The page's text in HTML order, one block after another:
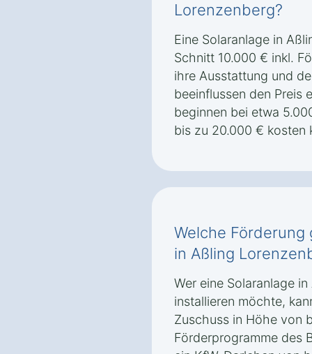
Lorenzenberg?
Eine Solaranlage in
Schnitt 10.000 € inkl.
ihre Ausstattung und
beeinflussen den Preis
beginnen bei etwa
bis zu 20.000 € kosten
Welche Förderung
in Aßling
Wer eine Solaranlage
installieren möchte,
Zuschuss in Höhe von
Förderprogramme des